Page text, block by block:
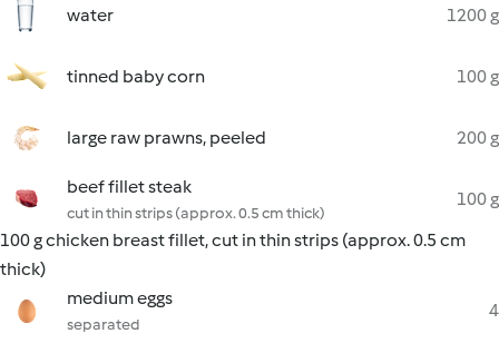
water 1200 g
tinned baby corn 100 g
large raw prawns, peeled 200 g
beef fillet steak
cut in thin strips (approx. 0.5 cm thick)
100 g
100 g chicken breast fillet, cut in thin strips (approx. 0.5 cm
thick)
medium eggs
separated
4